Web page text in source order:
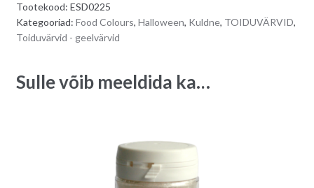
kuldne
90
i
Tootekood: ESD0225
Kategooriad: Food Colours, Halloween, Kuldne, TOIDUVÄRVID,
Toiduvärvid - geelvärvid
Sulle võib meeldida ka…